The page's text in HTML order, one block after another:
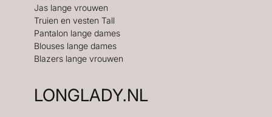
Jas lange vrouwen
Truien en vesten Tall
Pantalon lange dames
Blouses lange dames
Blazers lange vrouwen
LONGLADY.NL